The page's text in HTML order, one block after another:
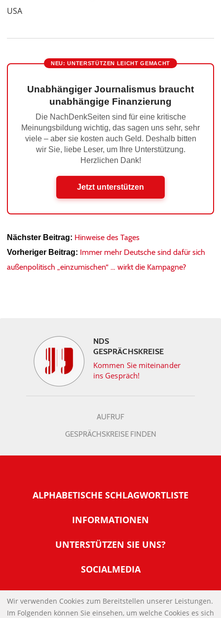
USA
NEU: UNTERSTÜTZEN LEICHT GEMACHT
Unabhängiger Journalismus braucht
unabhängige Finanzierung
Die NachDenkSeiten sind für eine kritische
Meinungsbildung wichtig, das sagen uns sehr, sehr
viele – aber sie kosten auch Geld. Deshalb bitten
wir Sie, liebe Leser, um Ihre Unterstützung.
Herzlichen Dank!
Jetzt unterstützen
Nächster Beitrag: Hinweise des Tages
Vorheriger Beitrag: Immer mehr Deutsche sind dafür sich
außenpolitisch „einzumischen“ … wirkt die Kampagne?
NDS
GESPRÄCHSKREISE
Kommen Sie miteinander
ins Gespräch!
AUFRUF
GESPRÄCHSKREISE FINDEN
ALPHABETISCHE SCHLAGWORTLISTE
INFORMATIONEN
Warum NachDenkSeiten
Tipps zur Nutzung der NachDenkSeiten
Banner und E-Mail-Signaturen
Links
UNTERSTÜTZEN SIE UNS?
Werden Sie Fördermitglied
Spenden Sie Online
SOCIALMEDIA
IMPRESSUM
Wir verwenden Cookies zum Bereitstellen unserer Leistungen.
Im Folgenden können Sie einsehen, um welche Cookies es sich